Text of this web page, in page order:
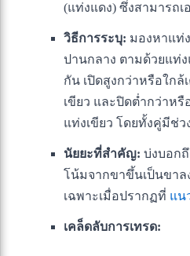
(แท่งแดง) ซึ่งสามารถ
วิธีการระบุ: มองหาแท่
ปานกลาง ตามด้วยแท่
กัน เปิดสูงกว่าหรือใกล้
เขียว และปิดต่ำกว่าหรื
แท่งเขียว โดยทั้งคู่มีช่ว
นัยยะที่สำคัญ: บ่งบอก
โน้มจากขาขึ้นเป็นขา
เฉพาะเมื่อปรากฏที่ แน
เคล็ดลับการเทรด: